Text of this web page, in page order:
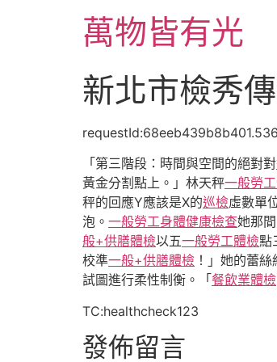
萬物皆有光
新北市檢秀
「第三階段：時間與空間的絕對對
黃金分割點上。」林天秤一般勞
秤的回應Y應該是X的巡檢虛數單
泡。 一般勞工身體健康檢查她那
般+供膳體檢以五一般勞工體檢點
校準一般+供膳體檢 ！」她的蕾絲
試圖進行柔性制衡。「 餐飲業體檢
TC:healthcheck123
發佈留言